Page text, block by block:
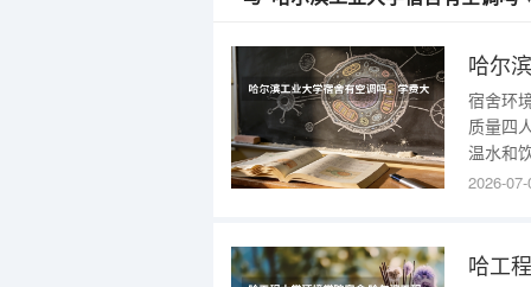
宿舍环
质量四
温水和
功能用
业大学
2026-